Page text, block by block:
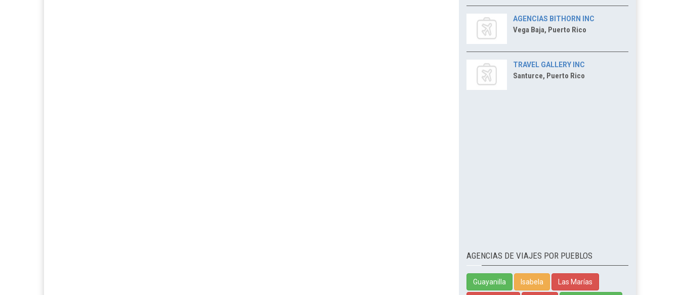
AGENCIAS BITHORN INC
Vega Baja, Puerto Rico
TRAVEL GALLERY INC
Santurce, Puerto Rico
AGENCIAS DE VIAJES POR PUEBLOS
Guayanilla Isabela Las Marías